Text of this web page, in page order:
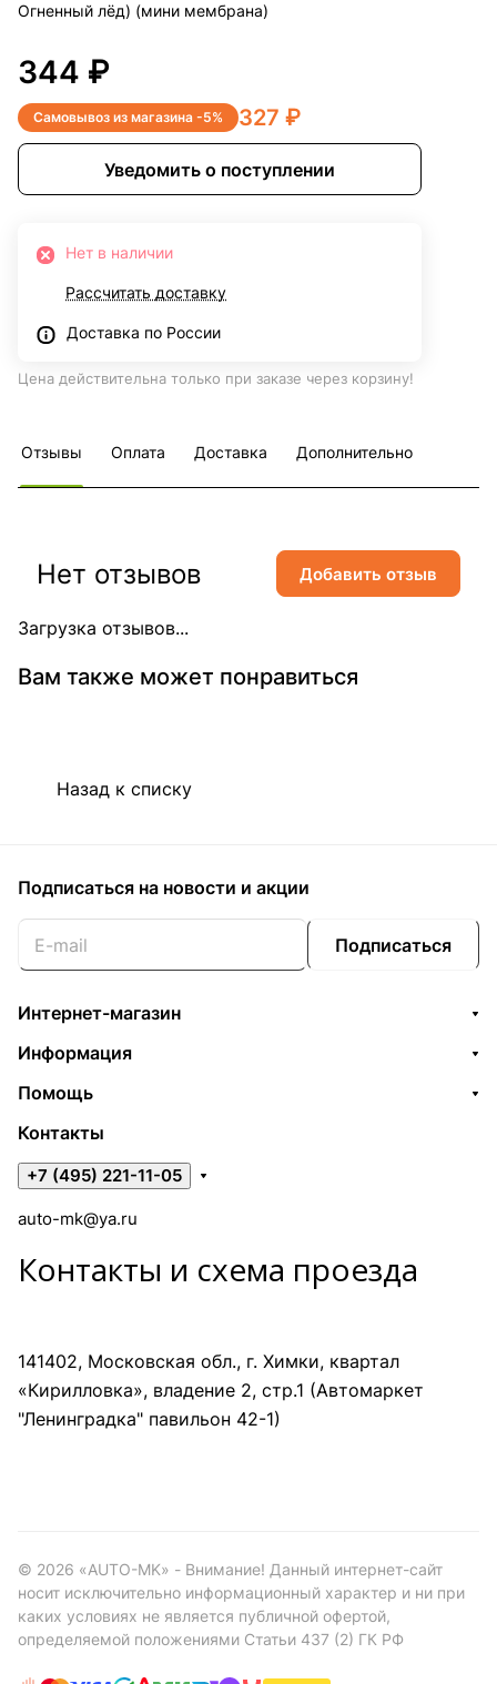
Огненный лёд) (мини мембрана)
344 ₽
Самовывоз из магазина -5% 327 ₽
Уведомить о поступлении
Нет в наличии
Рассчитать доставку
Доставка по России
Цена действительна только при заказе через корзину!
Отзывы Оплата Доставка Дополнительно
Загрузка отзывов...
Нет отзывов Добавить отзыв
Вам также может понравиться
Назад к списку
Подписаться на новости и акции
Подписаться
Интернет-магазин
Информация
Помощь
Контакты
+7 (495) 221-11-05
auto-mk@ya.ru
Контакты и схема проезда
141402, Московская обл., г. Химки, квартал
«Кирилловка», владение 2, стр.1 (Автомаркет
"Ленинградка" павильон 42-1)
© 2026 «AUTO-MK» - Внимание! Данный интернет-сайт
носит исключительно информационный характер и ни при
каких условиях не является публичной офертой,
определяемой положениями Статьи 437 (2) ГК РФ